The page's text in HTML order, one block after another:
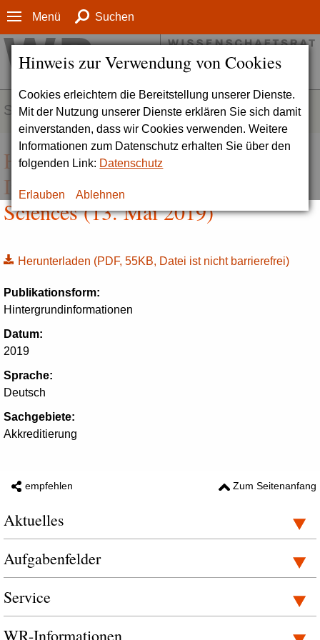
Hinweis zur Verwendung von Cookies
Cookies erleichtern die Bereitstellung unserer Dienste.
Mit der Nutzung unserer Dienste erklären Sie sich damit
einverstanden, dass wir Cookies verwenden. Weitere
Informationen zum Datenschutz erhalten Sie über den
folgenden Link: Datenschutz
Erlauben Ablehnen
Menü Suchen
SERVICE
Hintergrundinformation zur Berlin
International University of Applied
Sciences (13. Mai 2019)
Herunterladen (PDF, 55KB, Datei ist nicht barrierefrei)
Publikationsform:
Hintergrundinformationen
Datum:
2019
Sprache:
Deutsch
Sachgebiete:
Akkreditierung
empfehlen Zum Seitenanfang
Aktuelles
Aufgabenfelder
Service
WR-Informationen